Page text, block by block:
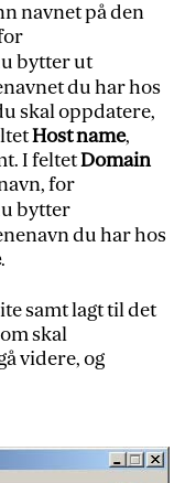
navnet på den
bytter ut
du har hos
skal oppdatere,
Host name,
I feltetDomain
for
bytter
du har hos
.
samt lagt til det
skal
videre, og